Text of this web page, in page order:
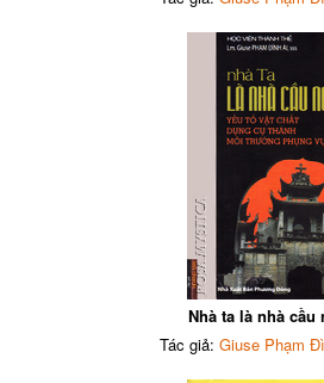
Nhà ta là nhà cầu
Tác giả:Giuse Phạm